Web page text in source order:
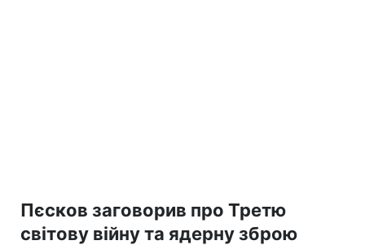
Пєсков заговорив про Третю
світову війну та ядерну зброю